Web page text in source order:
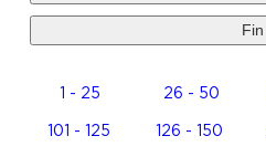
Fin
1 - 25 26 - 50
101 - 125 126 - 150